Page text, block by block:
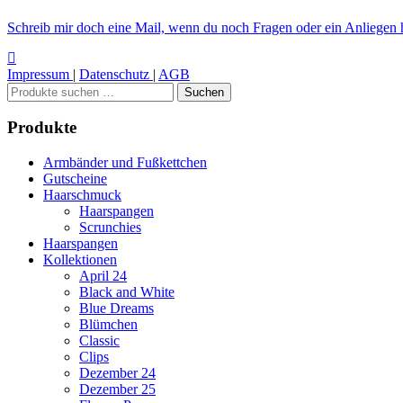
Schreib mir doch eine Mail, wenn du noch Fragen oder ein Anliegen
Impressum | Datenschutz | AGB
Suchen
nach:
Suchen
Produkte
Armbänder und Fußkettchen
Gutscheine
Haarschmuck
Haarspangen
Scrunchies
Haarspangen
Kollektionen
April 24
Black and White
Blue Dreams
Blümchen
Classic
Clips
Dezember 24
Dezember 25